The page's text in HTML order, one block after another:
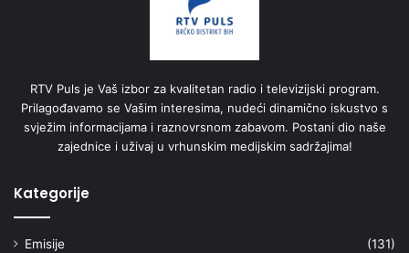
RTV Puls je Vaš izbor za kvalitetan radio i televizijski program.
Prilagođavamo se Vašim interesima, nudeći dinamično iskustvo s
svježim informacijama i raznovrsnom zabavom. Postani dio naše
zajednice i uživaj u vrhunskim medijskim sadržajima!
Kategorije
Emisije
(131)